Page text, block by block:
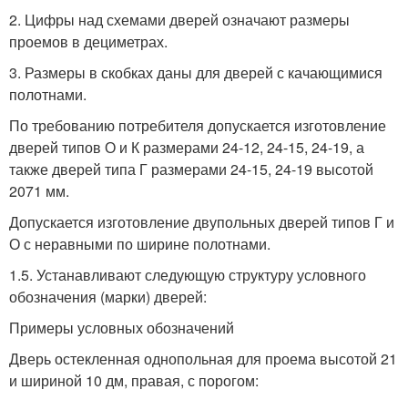
2. Цифры над схемами дверей означают размеры
проемов в дециметрах.
3. Размеры в скобках даны для дверей с качающимися
полотнами.
По требованию потребителя допускается изготовление
дверей типов О и К размерами 24-12, 24-15, 24-19, а
также дверей типа Г размерами 24-15, 24-19 высотой
2071 мм.
Допускается изготовление двупольных дверей типов Г и
О с неравными по ширине полотнами.
1.5. Устанавливают следующую структуру условного
обозначения (марки) дверей:
Примеры условных обозначений
Дверь остекленная однопольная для проема высотой 21
и шириной 10 дм, правая, с порогом: